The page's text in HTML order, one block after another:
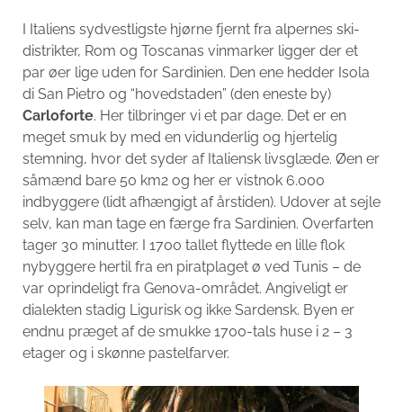
I Italiens sydvestligste hjørne fjernt fra alpernes ski-
distrikter, Rom og Toscanas vinmarker ligger der et
par øer lige uden for Sardinien. Den ene hedder Isola
di San Pietro og “hovedstaden” (den eneste by)
Carloforte. Her tilbringer vi et par dage. Det er en
meget smuk by med en vidunderlig og hjertelig
stemning, hvor det syder af Italiensk livsglæde. Øen er
såmænd bare 50 km2 og her er vistnok 6.000
indbyggere (lidt afhængigt af årstiden). Udover at sejle
selv, kan man tage en færge fra Sardinien. Overfarten
tager 30 minutter. I 1700 tallet flyttede en lille flok
nybyggere hertil fra en piratplaget ø ved Tunis – de
var oprindeligt fra Genova-området. Angiveligt er
dialekten stadig Ligurisk og ikke Sardensk. Byen er
endnu præget af de smukke 1700-tals huse i 2 – 3
etager og i skønne pastelfarver.